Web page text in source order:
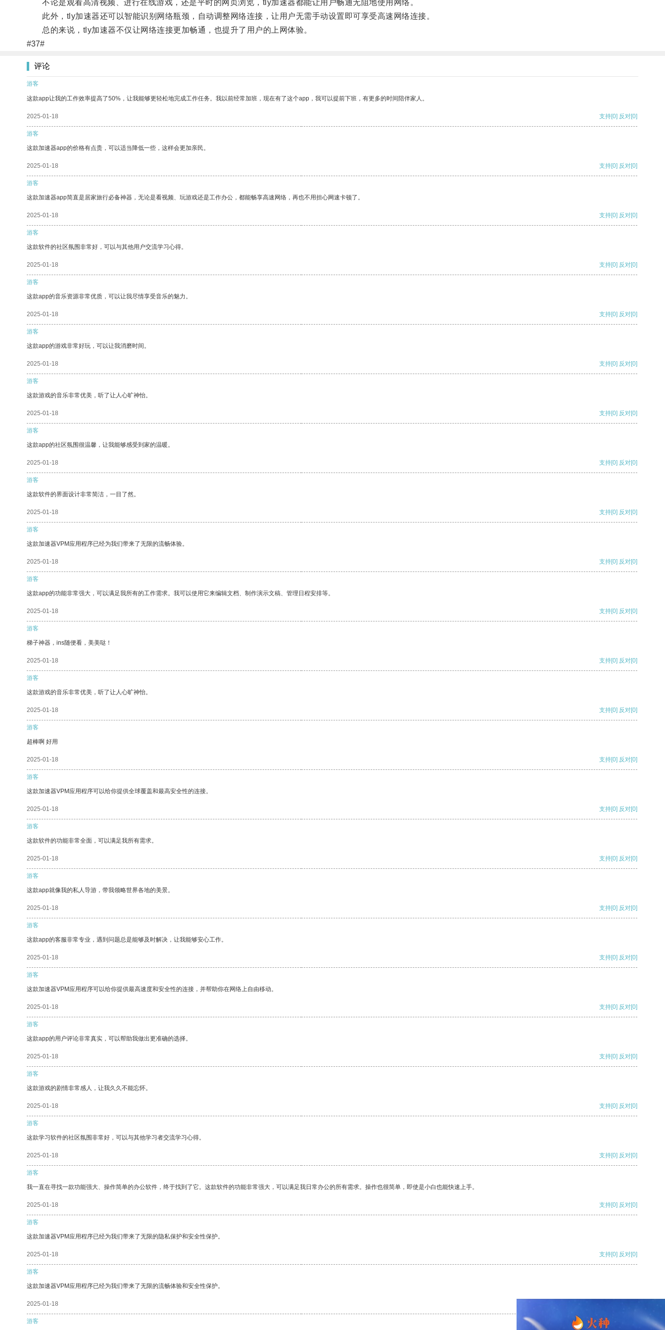
不论是观看高清视频、进行在线游戏，还是平时的网页浏览，tly加速器都能让用户畅通无阻地使用网络。
此外，tly加速器还可以智能识别网络瓶颈，自动调整网络连接，让用户无需手动设置即可享受高速网络连接。
总的来说，tly加速器不仅让网络连接更加畅通，也提升了用户的上网体验。
#37#
评论
游客
这款app让我的工作效率提高了50%，让我能够更轻松地完成工作任务。我以前经常加班，现在有了这个app，我可以提前下班，有更多的时间陪伴家人。
2025-01-18 支持[0] 反对[0]
游客
这款加速器app的价格有点贵，可以适当降低一些，这样会更加亲民。
2025-01-18 支持[0] 反对[0]
游客
这款加速器app简直是居家旅行必备神器，无论是看视频、玩游戏还是工作办公，都能畅享高速网络，再也不用担心网速卡顿了。
2025-01-18 支持[0] 反对[0]
游客
这款软件的社区氛围非常好，可以与其他用户交流学习心得。
2025-01-18 支持[0] 反对[0]
游客
这款app的音乐资源非常优质，可以让我尽情享受音乐的魅力。
2025-01-18 支持[0] 反对[0]
游客
这款app的游戏非常好玩，可以让我消磨时间。
2025-01-18 支持[0] 反对[0]
游客
这款游戏的音乐非常优美，听了让人心旷神怡。
2025-01-18 支持[0] 反对[0]
游客
这款app的社区氛围很温馨，让我能够感受到家的温暖。
2025-01-18 支持[0] 反对[0]
游客
这款软件的界面设计非常简洁，一目了然。
2025-01-18 支持[0] 反对[0]
游客
这款加速器VPM应用程序已经为我们带来了无限的流畅体验。
2025-01-18 支持[0] 反对[0]
游客
这款app的功能非常强大，可以满足我所有的工作需求。我可以使用它来编辑文档、制作演示文稿、管理日程安排等。
2025-01-18 支持[0] 反对[0]
游客
梯子神器，ins随便看，美美哒！
2025-01-18 支持[0] 反对[0]
游客
这款游戏的音乐非常优美，听了让人心旷神怡。
2025-01-18 支持[0] 反对[0]
游客
超棒啊 好用
2025-01-18 支持[0] 反对[0]
游客
这款加速器VPM应用程序可以给你提供全球覆盖和最高安全性的连接。
2025-01-18 支持[0] 反对[0]
游客
这款软件的功能非常全面，可以满足我所有需求。
2025-01-18 支持[0] 反对[0]
游客
这款app就像我的私人导游，带我领略世界各地的美景。
2025-01-18 支持[0] 反对[0]
游客
这款app的客服非常专业，遇到问题总是能够及时解决，让我能够安心工作。
2025-01-18 支持[0] 反对[0]
游客
这款加速器VPM应用程序可以给你提供最高速度和安全性的连接，并帮助你在网络上自由移动。
2025-01-18 支持[0] 反对[0]
游客
这款app的用户评论非常真实，可以帮助我做出更准确的选择。
2025-01-18 支持[0] 反对[0]
游客
这款游戏的剧情非常感人，让我久久不能忘怀。
2025-01-18 支持[0] 反对[0]
游客
这款学习软件的社区氛围非常好，可以与其他学习者交流学习心得。
2025-01-18 支持[0] 反对[0]
游客
我一直在寻找一款功能强大、操作简单的办公软件，终于找到了它。这款软件的功能非常强大，可以满足我日常办公的所有需求。操作也很简单，即使是小白也能快速上手。
2025-01-18 支持[0] 反对[0]
游客
这款加速器VPM应用程序已经为我们带来了无限的隐私保护和安全性保护。
2025-01-18 支持[0] 反对[0]
游客
这款加速器VPM应用程序已经为我们带来了无限的流畅体验和安全性保护。
2025-01-18
游客